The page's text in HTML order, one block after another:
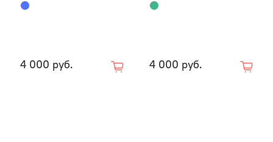
через
4 000 руб. 4 000 руб.